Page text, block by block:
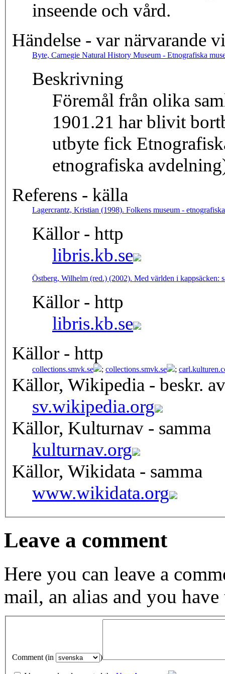
inseende och vård.
Händelse - var närvarande
Byte, Carnegie Natural History Museum - Etnografiska
Beskrivning
Föremål från olika
1901.21 har blivit
utbyte fick
etnografiska
Referens - källa
Lagercrantz, Kristian (1998). Folkens museum -
Källor - http
libris.kb.se
Östberg, Wilhelm (red.) (2002). Med världen i kappsäcken:
Källor - http
libris.kb.se
Källor - http
collections.smvk.se ; collections.smvk.se ;
Källor, Wikipedia - beskr. av
sv.wikipedia.org
Källor, Kulturnav - samma
kulturnav.org
Källor, Wikidata - samma
www.wikidata.org
Leave a comment
Here you can leave a
mail, an alias and you have
Comment (in )